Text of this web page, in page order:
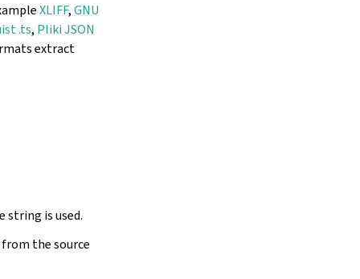
XLIFF,GNU
.ts, Pliki JSON
extract
is used.
the source